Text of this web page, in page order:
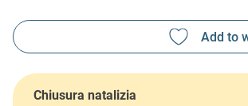
Chiusura natalizia